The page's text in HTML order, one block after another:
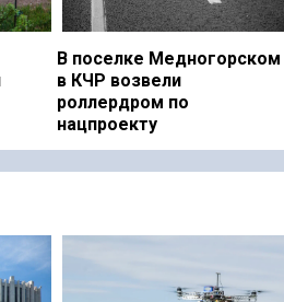
В поселке Медногорском
в КЧР возвели
роллердром по
нацпроекту